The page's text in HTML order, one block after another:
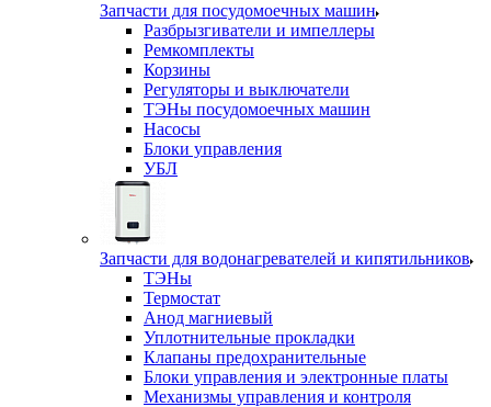
Запчасти для посудомоечных машин
Разбрызгиватели и импеллеры
Ремкомплекты
Корзины
Регуляторы и выключатели
ТЭНы посудомоечных машин
Насосы
Блоки управления
УБЛ
Запчасти для водонагревателей и кипятильников
ТЭНы
Термостат
Анод магниевый
Уплотнительные прокладки
Клапаны предохранительные
Блоки управления и электронные платы
Механизмы управления и контроля